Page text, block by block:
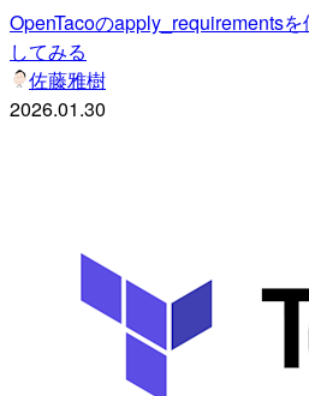
OpenTacoのapply_requirements
してみる
佐藤雅樹
2026.01.30